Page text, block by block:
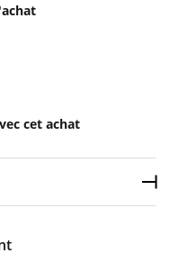
cet achat